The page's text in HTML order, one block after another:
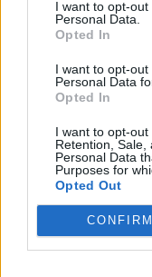
I want to opt-
Personal Data.
Opted In
I want to opt-
Personal Data
Opted In
I want to opt-out
Retention, Sale,
Personal Data
Purposes for
Opted Out
CONFIRM
pati „padaru“
mažesnės
pagarbos iš
„Kaip sakoma,
„mačytų“, kad
kas dėl
kas mane